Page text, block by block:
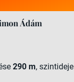
Ádám
290 m, szintideje